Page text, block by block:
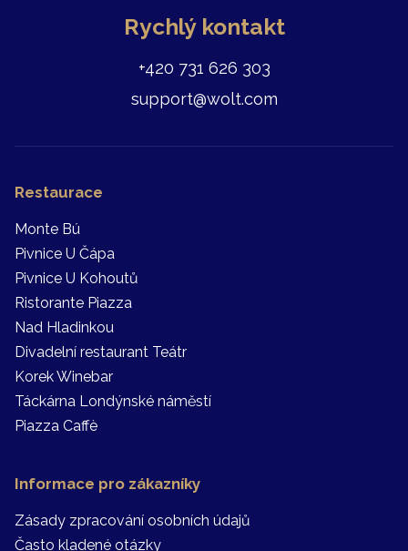
Rychlý kontakt
+420 731 626 303
support@wolt.com
Restaurace
Monte Bú
Pivnice U Čápa
Pivnice U Kohoutů
Ristorante Piazza
Nad Hladinkou
Divadelní restaurant Teátr
Korek Winebar
Táckárna Londýnské náměstí
Piazza Caffè
Informace pro zákazníky
Zásady zpracování osobních údajů
Často kladené otázky